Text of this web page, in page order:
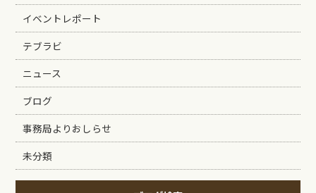
イベントレポート
テブラビ
ニュース
ブログ
事務局よりおしらせ
未分類